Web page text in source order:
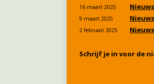
16 maart 2025
9 maart 2025
2 februari 2025
Schrijf je in voor de